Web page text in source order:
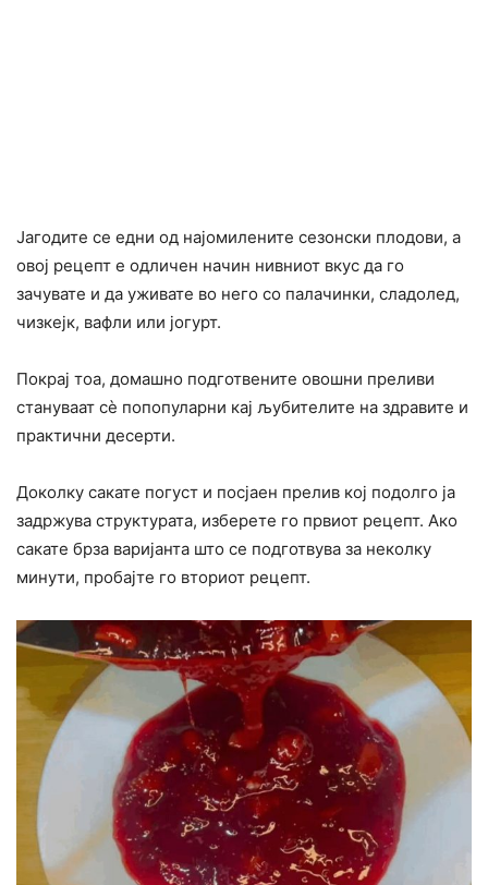
Јагодите се едни од најомилените сезонски плодови, а
овој рецепт е одличен начин нивниот вкус да го
зачувате и да уживате во него со палачинки, сладолед,
чизкејк, вафли или јогурт.
Покрај тоа, домашно подготвените овошни преливи
стануваат сѐ попопуларни кај љубителите на здравите и
практични десерти.
Доколку сакате погуст и посјаен прелив кој подолго ја
задржува структурата, изберете го првиот рецепт. Ако
сакате брза варијанта што се подготвува за неколку
минути, пробајте го вториот рецепт.